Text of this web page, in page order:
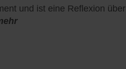
und ist eine Reflexion über